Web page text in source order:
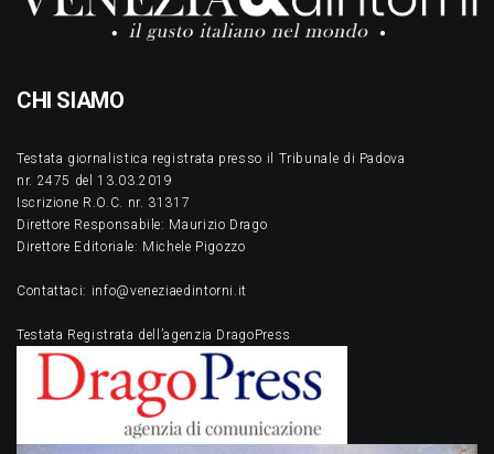
CHI SIAMO
Testata giornalistica registrata presso il Tribunale di Padova
nr. 2475 del 13.03.2019
Iscrizione R.O.C. nr. 31317
Direttore Responsabile: Maurizio Drago
Direttore Editoriale: Michele Pigozzo
Contattaci: info@veneziaedintorni.it
Testata Registrata dell’agenzia DragoPress